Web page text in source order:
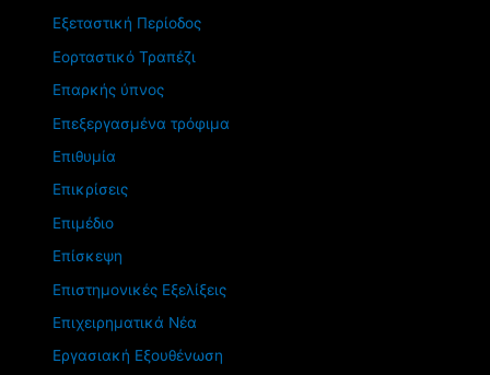
Εξεταστική Περίοδος
Εορταστικό Τραπέζι
Επαρκής ύπνος
Επεξεργασμένα τρόφιμα
Επιθυμία
Επικρίσεις
Επιμέδιο
Επίσκεψη
Επιστημονικές Εξελίξεις
Επιχειρηματικά Νέα
Εργασιακή Εξουθένωση